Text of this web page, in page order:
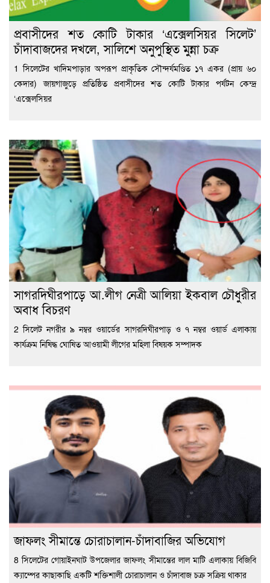
প্রবাসীদের শত কোটি টাকার ‘এক্সেলসিয়র সিলেট’
চাঁদাবাজদের দখলে, সালিশে অনুপুস্থিত মুন্না চক্র
1 সিলেটের খাদিমপাড়ার অপরূপ প্রাকৃতিক সৌন্দর্যমণ্ডিত ১৭ একর (প্রায় ৬০
কেদার) জায়গাজুড়ে প্রতিষ্ঠিত প্রবাসীদের শত কোটি টাকার পর্যটন কেন্দ্র
‘এক্সেলসিয়র
সাগরদিঘীরপাড়ে আ.লীগ নেত্রী আলিয়া ইকবাল চৌধুরীর
অবাধ বিচরণ
2 সিলেট নগরীর ৯ নম্বর ওয়ার্ডের সাগরদিঘীরপাড় ও ৭ নম্বর ওয়ার্ড এলাকায়
কার্যক্রম নিষিদ্ধ ঘোষিত আওয়ামী লীগের মহিলা বিষয়ক সম্পাদক
জাফলং সীমান্তে চোরাচালান-চাঁদাবাজির অভিযোগ
8 সিলেটের গোয়াইনঘাট উপজেলার জাফলং সীমান্তের লাল মাটি এলাকায় বিজিবি
ক্যাম্পের কাছাকাছি একটি শক্তিশালী চোরাচালান ও চাঁদাবাজ চক্র সক্রিয় থাকার